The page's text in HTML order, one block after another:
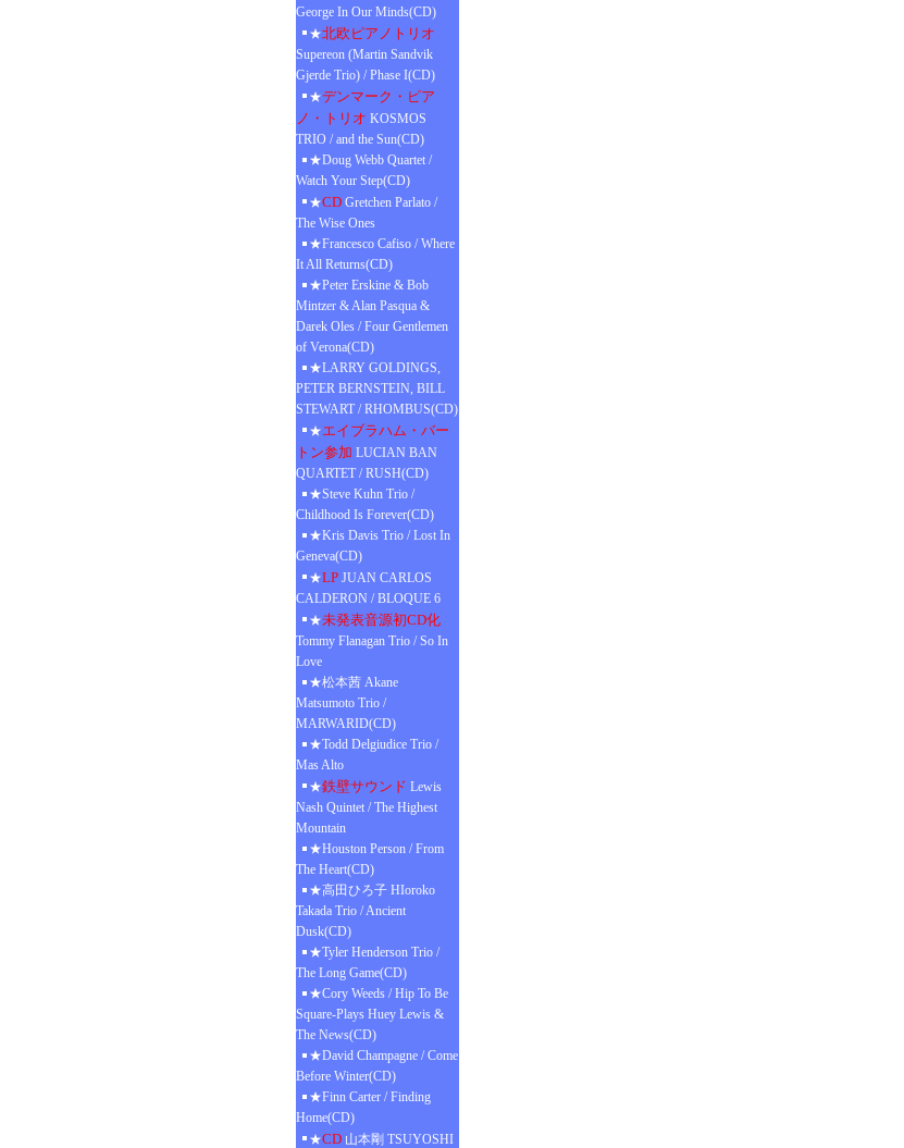
George In Our Minds(CD)
★北欧ピアノトリオ
Supereon (Martin Sandvik
Gjerde Trio) / Phase I(CD)
★デンマーク・ピア
ノ・トリオ KOSMOS
TRIO / and the Sun(CD)
★Doug Webb Quartet /
Watch Your Step(CD)
★CD Gretchen Parlato /
The Wise Ones
★Francesco Cafiso / Where
It All Returns(CD)
★Peter Erskine & Bob
Mintzer & Alan Pasqua &
Darek Oles / Four Gentlemen
of Verona(CD)
★LARRY GOLDINGS,
PETER BERNSTEIN, BILL
STEWART / RHOMBUS(CD)
★エイブラハム・バー
トン参加 LUCIAN BAN
QUARTET / RUSH(CD)
★Steve Kuhn Trio /
Childhood Is Forever(CD)
★Kris Davis Trio / Lost In
Geneva(CD)
★LP JUAN CARLOS
CALDERON / BLOQUE 6
★未発表音源初CD化
Tommy Flanagan Trio / So In
Love
★松本茜 Akane
Matsumoto Trio /
MARWARID(CD)
★Todd Delgiudice Trio /
Mas Alto
★鉄壁サウンド Lewis
Nash Quintet / The Highest
Mountain
★Houston Person / From
The Heart(CD)
★高田ひろ子 HIoroko
Takada Trio / Ancient
Dusk(CD)
★Tyler Henderson Trio /
The Long Game(CD)
★Cory Weeds / Hip To Be
Square-Plays Huey Lewis &
The News(CD)
★David Champagne / Come
Before Winter(CD)
★Finn Carter / Finding
Home(CD)
★CD 山本剛 TSUYOSHI